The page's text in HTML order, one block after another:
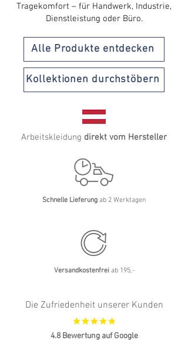
Tragekomfort – für Handwerk, Industrie,
Dienstleistung oder Büro.
Alle Produkte entdecken
Kollektionen durchstöbern
Arbeitskleidung direkt vom Hersteller
Schnelle Lieferung ab 2 Werktagen
Versandkostenfrei ab 195,-
Die Zufriedenheit unserer Kunden
4.8 Bewertung auf Google